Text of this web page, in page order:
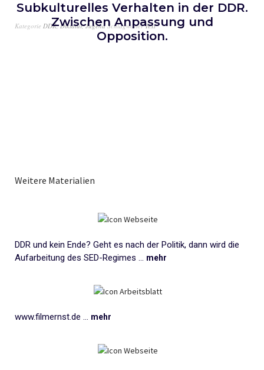
Subkulturelles Verhalten in der DDR.
Zwischen Anpassung und
Opposition.
Kategorie DDR,Diktatur,Jugend SchlagwörterText
Weitere Materialien
DDR und kein Ende? Geht es nach der Politik, dann wird die
Aufarbeitung des SED-Regimes ... mehr
www.filmernst.de ... mehr